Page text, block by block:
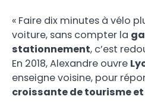
« Faire dix minutes à vélo
voiture, sans compter la
stationnement, c’est
En 2018, Alexandre ouvre
enseigne voisine, pour
croissante de tourisme